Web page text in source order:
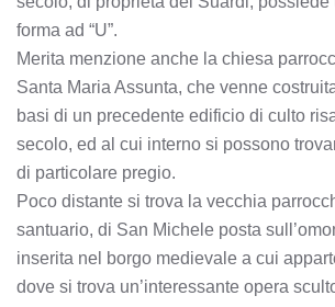
forma ad “U”.
Merita menzione anche la chiesa
Santa Maria Assunta, che venne
basi di un precedente edificio di culto
secolo, ed al cui interno si possono
di particolare pregio.
Poco distante si trova la vecchia
santuario, di San Michele posta
inserita nel borgo medievale a cui
dove si trova un’interessante opera